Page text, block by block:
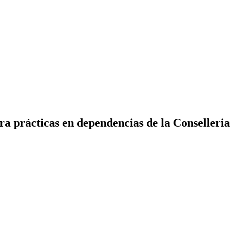
prácticas en dependencias de la Conselleria